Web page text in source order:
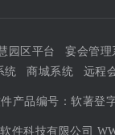
园区平台 宴会管理
统 商城系统 远程
产品编号：软著登
件科技有限公司